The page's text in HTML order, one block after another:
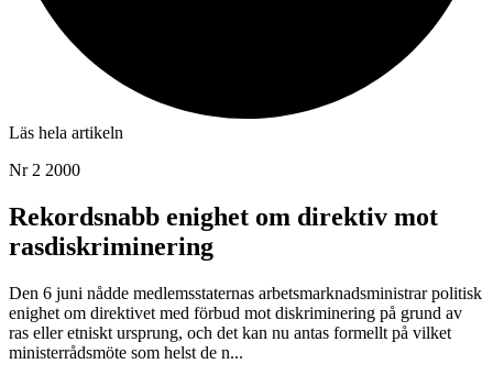
Läs hela artikeln
Nr 2 2000
Rekordsnabb enighet om direktiv mot
rasdiskriminering
Den 6 juni nådde medlemsstaternas arbetsmarknadsministrar politisk
enighet om direktivet med förbud mot diskriminering på grund av
ras eller etniskt ursprung, och det kan nu antas formellt på vilket
ministerrådsmöte som helst de n...